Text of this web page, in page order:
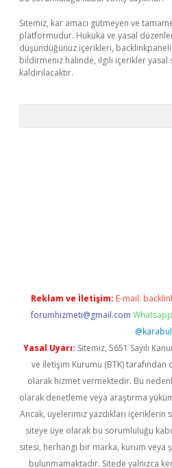
Sitemiz, kar amacı gütmeyen ve
platformudur. Hukuka ve yasal
düşündüğünüz içerikleri,
bildirmeniz halinde, ilgili içerikler yasal
kaldırılacaktır.
Reklam ve İletişim: E-mail:
forumhizmeti@gmail.com
@karabul
Yasal Uyarı: Sitemiz, 5651 Sayılı
ve İletişim Kurumu (BTK) tarafından
olarak hizmet vermektedir. Bu
olarak denetleme veya araştırma
Ancak, üyelerimiz yazdıkları içeriklerin
siteye üye olarak bu sorumluluğu
sitesi, herhangi bir marka, kurum veya
bulunmamaktadır. Sitede yalnızca